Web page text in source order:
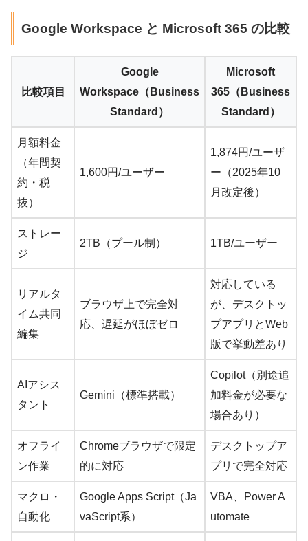
Google Workspace と Microsoft 365 の比較
比較項目
Google
Workspace（Business
Standard）
Microsoft
365（Business
Standard）
月額料金
（年間契
約・税
抜）
1,600円/ユーザー
1,874円/ユーザ
ー（2025年10
月改定後）
ストレー
ジ
2TB（プール制） 1TB/ユーザー
リアルタ
イム共同
編集
ブラウザ上で完全対
応、遅延がほぼゼロ
対応している
が、デスクトッ
プアプリとWeb
版で挙動差あり
AIアシス
タント
Gemini（標準搭載）
Copilot（別途追
加料金が必要な
場合あり）
オフライ
ン作業
Chromeブラウザで限定
的に対応
デスクトップア
プリで完全対応
マクロ・
自動化
Google Apps Script（Ja
vaScript系）
VBA、Power A
utomate